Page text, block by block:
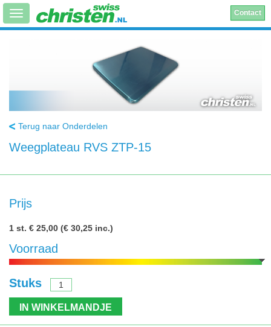
Contact
Terug naar Onderdelen
Weegplateau RVS ZTP-15
Prijs
1 st. € 25,00 (€ 30,25 inc.)
Voorraad
Stuks
IN WINKELMANDJE